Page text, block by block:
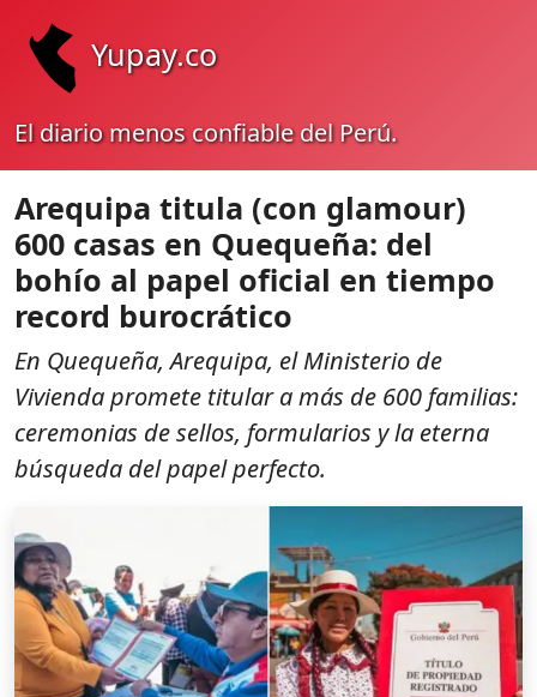
Yupay.co
El diario menos confiable del Perú.
Arequipa titula (con glamour)
600 casas en Quequeña: del
bohío al papel oficial en tiempo
record burocrático
En Quequeña, Arequipa, el Ministerio de
Vivienda promete titular a más de 600 familias:
ceremonias de sellos, formularios y la eterna
búsqueda del papel perfecto.